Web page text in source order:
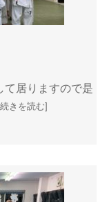
て居りますので是
きを読む]